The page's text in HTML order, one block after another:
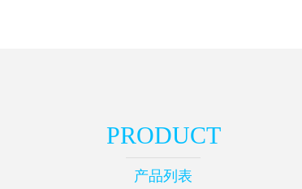
PRODUCT
产品列表